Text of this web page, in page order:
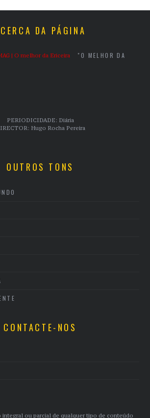
DA PÁGINA
"O MELHOR DA
PERIODICIDADE: Diária
Hugo Rocha Pereira
OUTROS TONS
CONTACTE-NOS
integral ou parcial de qualquer tipo de conteúdo